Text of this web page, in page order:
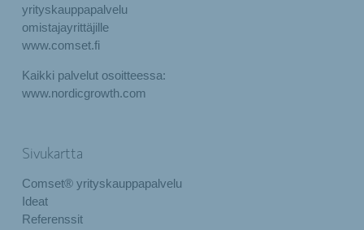
yrityskauppapalvelu
omistajayrittäjille
www.comset.fi
Kaikki palvelut osoitteessa:
www.nordicgrowth.com
Sivukartta
Comset® yrityskauppapalvelu
Ideat
Referenssit